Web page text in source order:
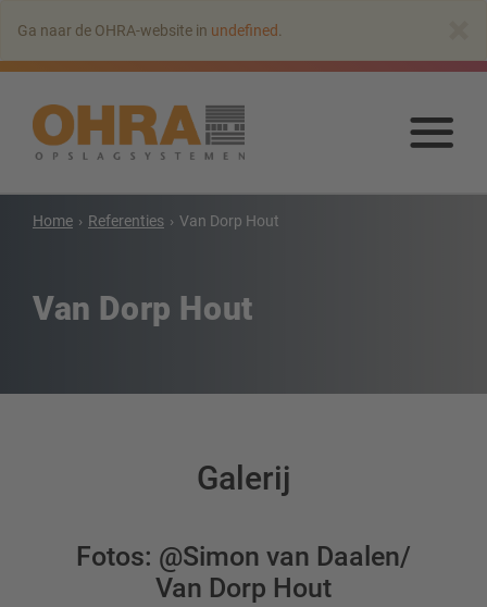
hoofdinhoud
springen
Ga naar de OHRA-website in undefined
Home Referenties Van Dorp Hout
Van Dorp Hout
Galerij
Fotos: @Simon van Daalen/
Van Dorp Hout
Draagarmstellingen
Enkelzijdige draagarmstelling
Mobiele draagarmstellingen